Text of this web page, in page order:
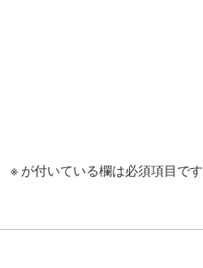
※ が付いている欄は必須項目です